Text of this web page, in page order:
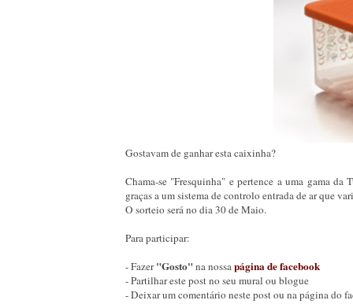
Gostavam de ganhar esta caixinha?
Chama-se "Fresquinha" e pertence a uma gama
graças a um sistema de controlo entrada de ar que
O sorteio será no dia 30 de Maio.
Para participar:
- Fazer"Gosto"na nossapágina de facebook
- Partilhar este post no seu mural ou blogue
- Deixar um comentário neste post ou na página do